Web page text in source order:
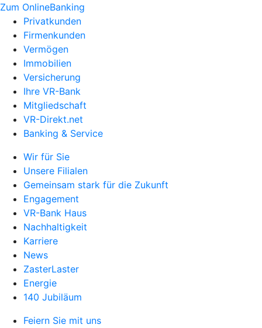
Zum OnlineBanking
Privatkunden
Firmenkunden
Vermögen
Immobilien
Versicherung
Ihre VR-Bank
Mitgliedschaft
VR-Direkt.net
Banking & Service
Wir für Sie
Unsere Filialen
Gemeinsam stark für die Zukunft
Engagement
VR-Bank Haus
Nachhaltigkeit
Karriere
News
ZasterLaster
Energie
140 Jubiläum
Feiern Sie mit uns